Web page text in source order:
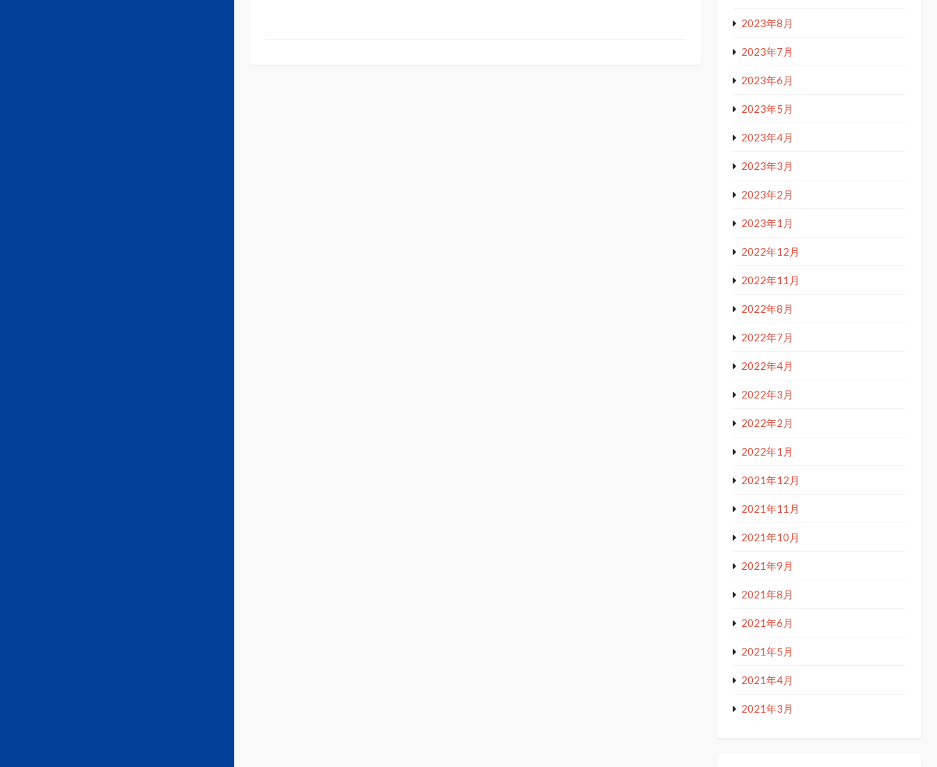
2023年8月
2023年7月
2023年6月
2023年5月
2023年4月
2023年3月
2023年2月
2023年1月
2022年12月
2022年11月
2022年8月
2022年7月
2022年4月
2022年3月
2022年2月
2022年1月
2021年12月
2021年11月
2021年10月
2021年9月
2021年8月
2021年6月
2021年5月
2021年4月
2021年3月